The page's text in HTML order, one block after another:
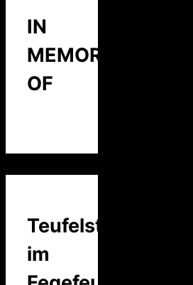
IN
MEMORY
OF
Teufelstalk
im